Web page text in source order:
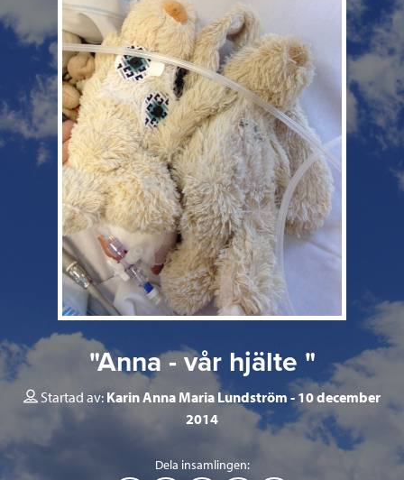
"Anna - vår hjälte "
Startad av: Karin Anna Maria Lundström
10 december
2014
Dela insamlingen: